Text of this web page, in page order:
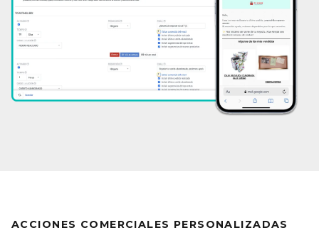
ACCIONES COMERCIALES PERSONALIZADAS